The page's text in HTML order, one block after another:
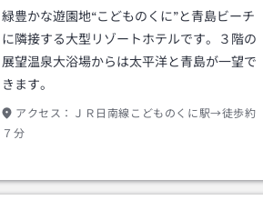
緑豊かな遊園地“こどものくに”と青島ビーチ
に隣接する大型リゾートホテルです。３階の
展望温泉大浴場からは太平洋と青島が一望で
きます。
アクセス：
ＪＲ日南線こどものくに駅→徒歩約
７分